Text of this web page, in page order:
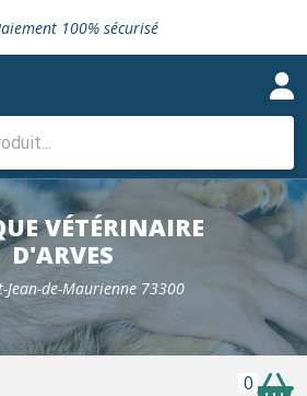
100% sécurisé
en clinique vétérinaire
de croquettes vétérinaire
en clinique vétérinaire
gratuit en clinique
de croquettes vétérinaire
VÉTÉRINAIRE
D'ARVES
Jean-de-Maurienne 73300
0